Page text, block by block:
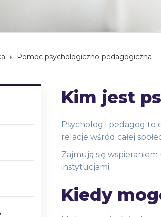
Pomoc psychologiczno-pedagogiczna
Kim jest
Psycholog i pedagog to
relacje wśród całej
Zajmują się
instytucjami.
Kiedy